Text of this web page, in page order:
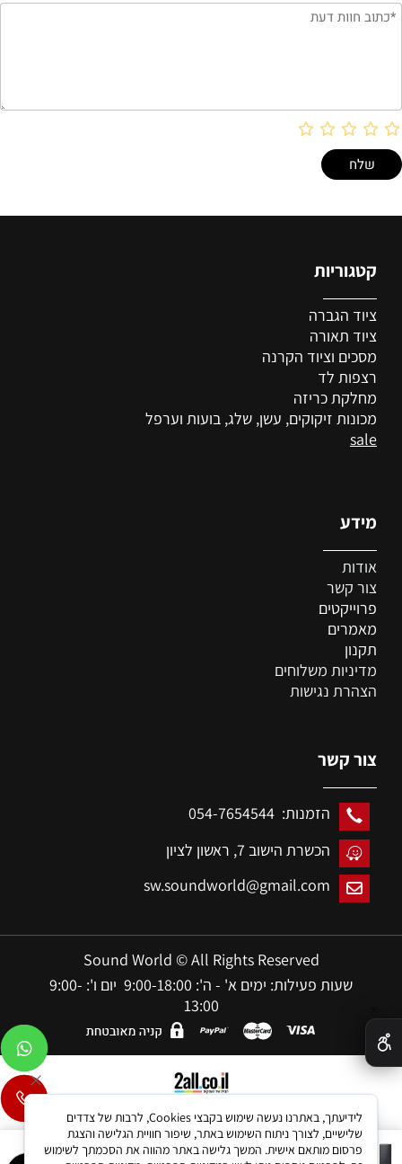
מערכת הגברה 10 אינץ 'לכל צד
קטגוריות
ציוד הגברה
ציוד תאורה
מסכים וציוד הקרנה
רצפות לד
מחלקת כריזה
מכונות זיקוקים, עשן, שלג, בועות וערפל
sale
מידע
אודות
צור קשר
פרוייקטים
מאמרים
תקנון
מדיניות משלוחים
הצהרת נגישות
צור קשר
הזמנות: 054-7654544
הכשרת הישוב 7,
ראשון לציון
sw.soundworld@gmail.com
Sound World © All Rights Reserved
שעות פעילות: ימים א' - ה': 9:00-18:00 יום ו': 9:00-
13:00
לידיעתך, באתרנו נעשה שימוש בקבצי Cookies, לרבות של צדדים
שלישיים, לצורך ניתוח השימוש באתר, שיפור חוויית הגלישה והצגת
פרסום מותאם אישית. המשך גלישה באתר מהווה את הסכמתך לשימוש